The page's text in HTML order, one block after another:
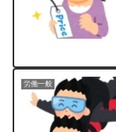
労働一般